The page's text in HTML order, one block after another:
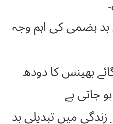
بد ہضمی کی اہم وجہ
بھینس کا دودھ
جاتی ہے
ِزندگی میں تبدیلی بد